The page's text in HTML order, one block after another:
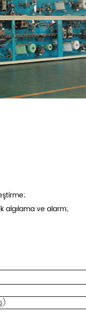
algılama ve alarm;